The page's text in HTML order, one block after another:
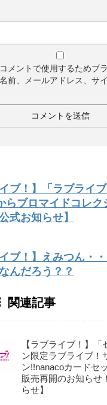
メントで使用するためブ
前、メールアドレス、サ
イブ！】「ラブライ
らブロマイドコレク
式お知らせ】
イブ！】えみつん・
んだろう？？
関連記事
【ラブライブ！】「
ン限定ラブライブ！
ン!!nanacoカードセ
販売再開のお知らせ
らせ】